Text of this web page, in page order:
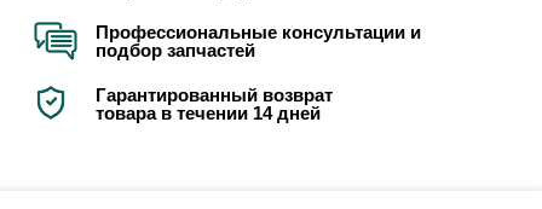
Профессиональные консультации и
подбор запчастей
Гарантированный возврат
товара в течении 14 дней